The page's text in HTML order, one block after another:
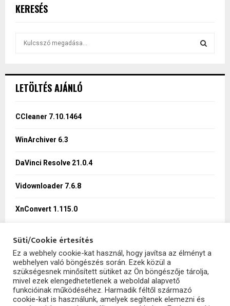
KERESÉS
h
o
:
LETÖLTÉS AJÁNLÓ
CCleaner 7.10.1464
WinArchiver 6.3
DaVinci Resolve 21.0.4
Vidownloader 7.6.8
XnConvert 1.115.0
SzoftHub
Süti/Cookie értesítés
Ez a webhely cookie-kat használ, hogy javítsa az élményt a
webhelyen való böngészés során. Ezek közül a
szükségesnek minősített sütiket az Ön böngészője tárolja,
mivel ezek elengedhetetlenek a weboldal alapvető
funkcióinak működéséhez. Harmadik féltől származó
cookie-kat is használunk, amelyek segítenek elemezni és